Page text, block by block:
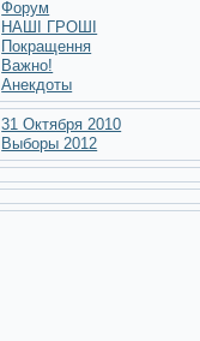
Форум
НАШІ ГРОШІ
Покращення
Важно!
Анекдоты
31 Октября 2010
Выборы 2012